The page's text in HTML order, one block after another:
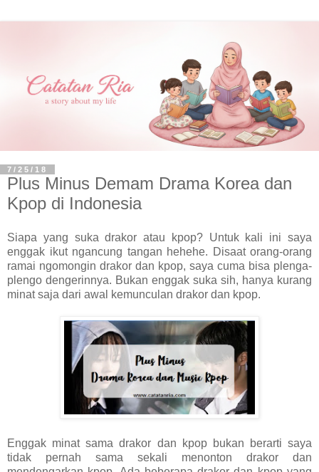
7/25/18
Plus Minus Demam Drama Korea dan
Kpop di Indonesia
Siapa yang suka drakor atau kpop? Untuk kali ini saya
enggak ikut ngancung tangan hehehe. Disaat orang-orang
ramai ngomongin drakor dan kpop, saya cuma bisa plenga-
plengo dengerinnya. Bukan enggak suka sih, hanya kurang
minat saja dari awal kemunculan drakor dan kpop.
Enggak minat sama drakor dan kpop bukan berarti saya
tidak pernah sama sekali menonton drakor dan